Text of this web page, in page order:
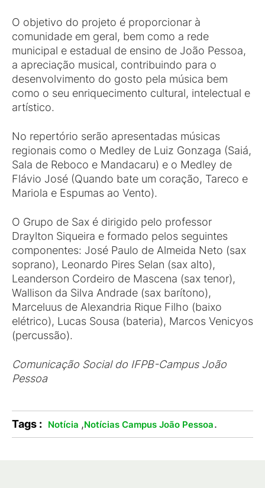
O objetivo do projeto é proporcionar à
comunidade em geral, bem como a rede
municipal e estadual de ensino de João Pessoa,
a apreciação musical, contribuindo para o
desenvolvimento do gosto pela música bem
como o seu enriquecimento cultural, intelectual e
artístico.
No repertório serão apresentadas músicas
regionais como o Medley de Luiz Gonzaga (Saiá,
Sala de Reboco e Mandacaru) e o Medley de
Flávio José (Quando bate um coração, Tareco e
Mariola e Espumas ao Vento).
O Grupo de Sax é dirigido pelo professor
Draylton Siqueira e formado pelos seguintes
componentes: José Paulo de Almeida Neto (sax
soprano), Leonardo Pires Selan (sax alto),
Leanderson Cordeiro de Mascena (sax tenor),
Wallison da Silva Andrade (sax barítono),
Marceluus de Alexandria Rique Filho (baixo
elétrico), Lucas Sousa (bateria), Marcos Venicyos
(percussão).
Comunicação Social do IFPB-Campus João
Pessoa
Tags : Notícia ,Notícias Campus João Pessoa.